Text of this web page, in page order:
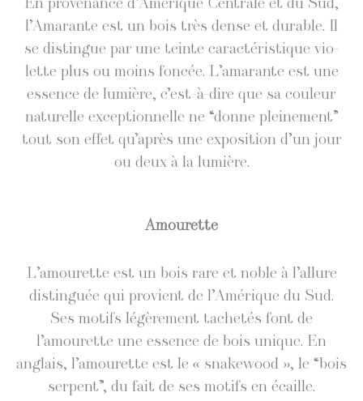
En prove­nance d’Amérique Cen­trale et du Sud,
l’Amarante est un bois très dense et durable. Il
se dis­tingue par une teinte car­ac­téris­tique vio­
lette plus ou moins fon­cée. L’amarante est une
essence de lumière, c’est-à-dire que sa couleur
naturelle excep­tion­nelle ne “donne pleine­ment”
tout son effet qu’après une expo­si­tion d’un jour
ou deux à la lumière.
Amourette
L’amourette est un bois rare et noble à l’al­lure
dis­tin­guée qui provient de l’Amérique du Sud.
Ses motifs légère­ment tachetés font de
l’amourette une essence de bois unique. En
anglais, l’amourette est le « snake­wood », le “bois
ser­pent”, du fait de ses motifs en écaille.